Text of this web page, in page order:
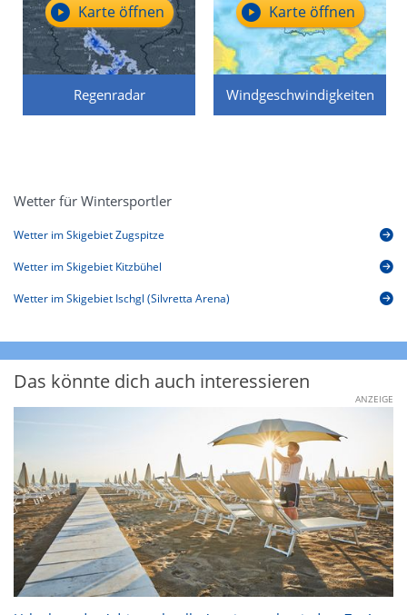
Regenradar
Karte öffnen
Windgeschwindigkeiten
Karte öffnen
Wetter für Wintersportler
Wetter im Skigebiet Zugspitze
Wetter im Skigebiet Kitzbühel
Wetter im Skigebiet Ischgl (Silvretta Arena)
Das könnte dich auch interessieren
ANZEIGE